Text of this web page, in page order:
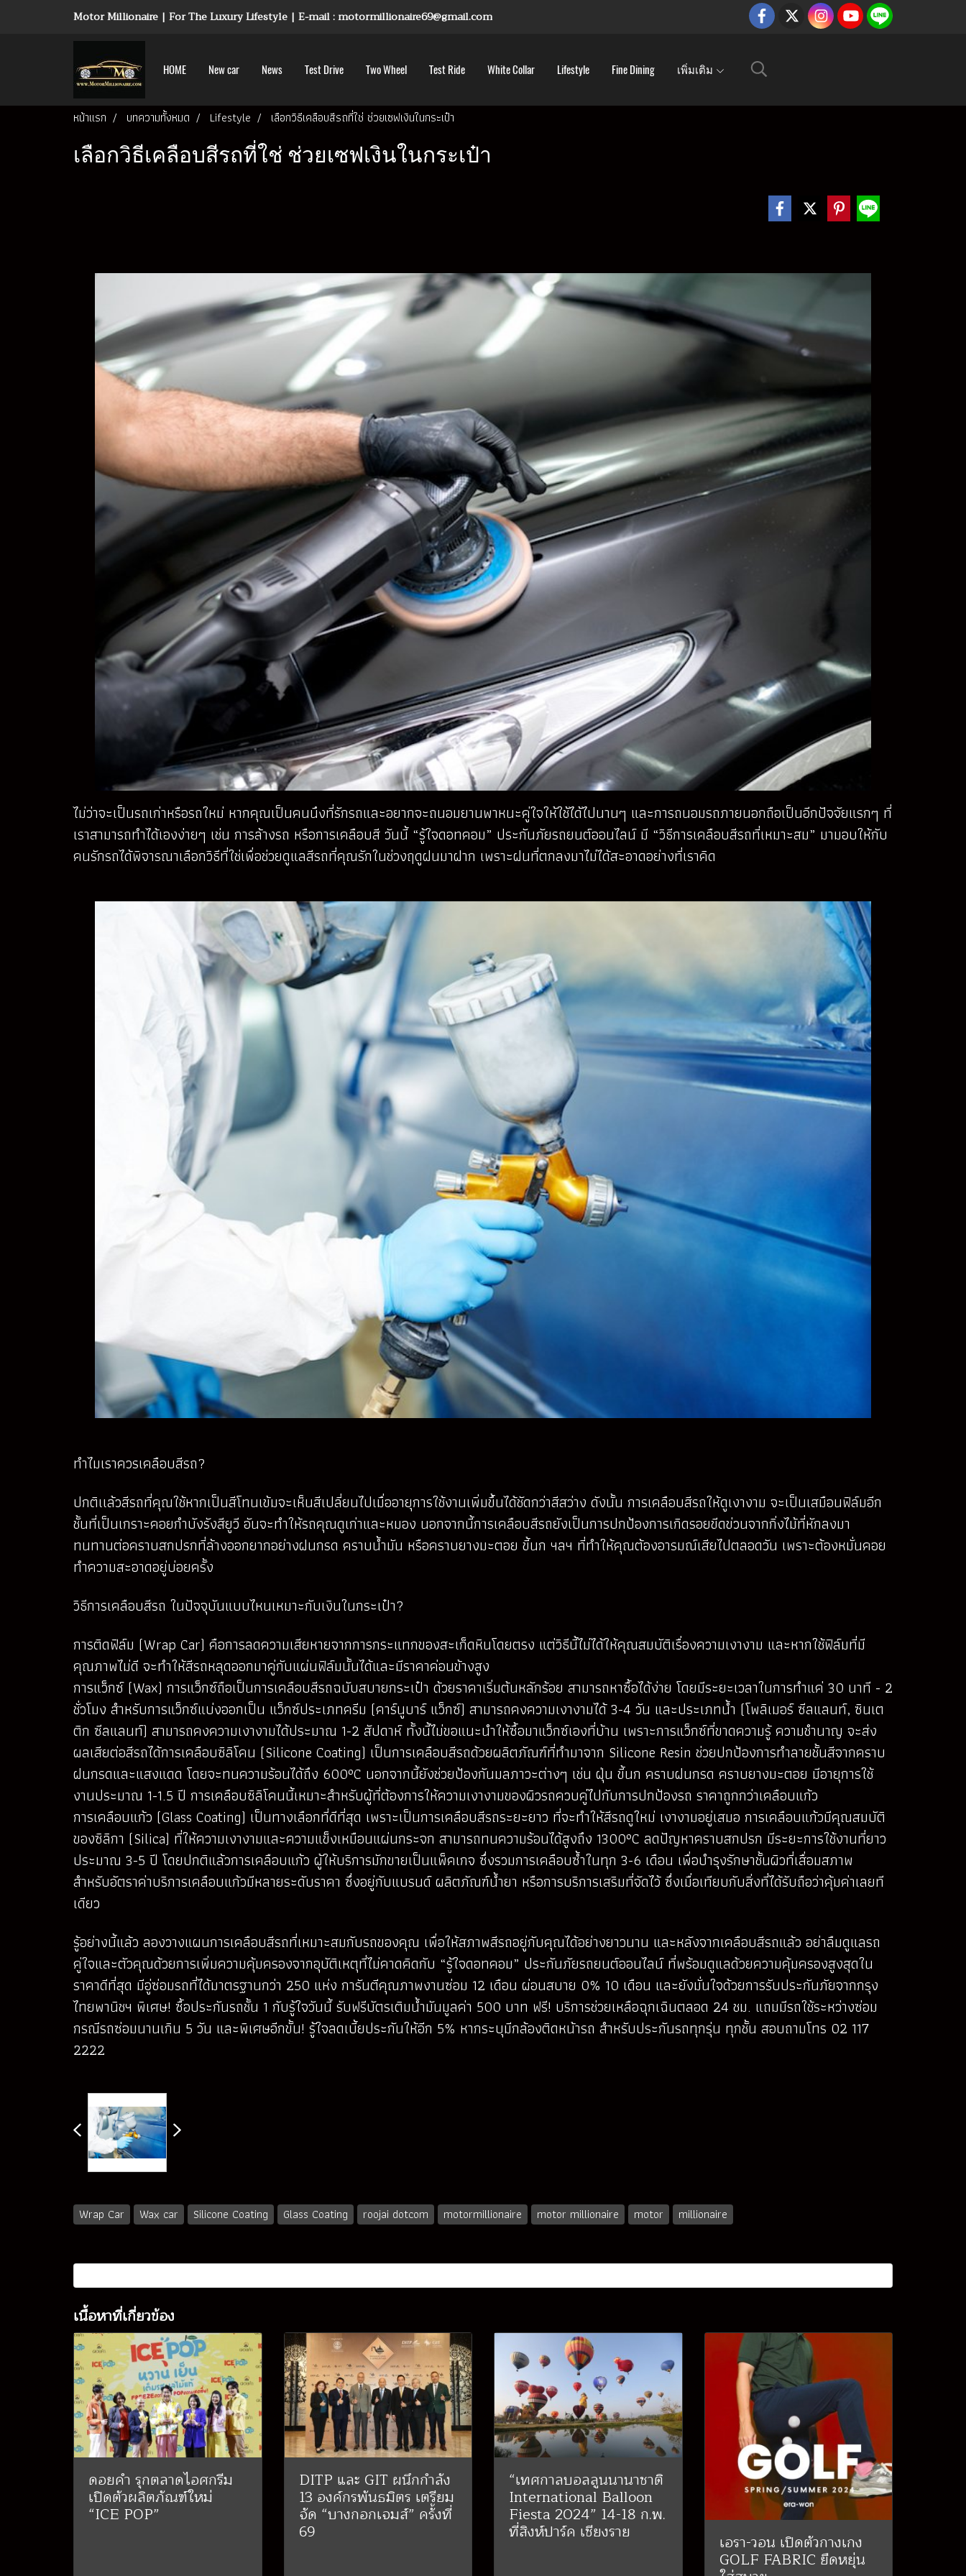
Motor Millionaire | For The Luxury Lifestyle | E-mail : motormillionaire69@gmail.com
HOME New car News Test Drive Two Wheel Test Ride White Collar Lifestyle Fine Dining เพิ่มเติม
หน้าแรก บทความทั้งหมด Lifestyle เลือกวิธีเคลือบสีรถที่ใช่ ช่วยเซฟเงินในกระเป๋า
เลือกวิธีเคลือบสีรถที่ใช่ ช่วยเซฟเงินในกระเป๋า
ไม่ว่าจะเป็นรถเก่าหรือรถใหม่ หากคุณเป็นคนนึงที่รักรถและอยากจะถนอมยานพาหนะคู่ใจให้ใช้ได้ไปนานๆ และการถนอมรถภายนอกถือเป็นอีกปัจจัยแรกๆ ที่
เราสามารถทำได้เองง่ายๆ เช่น การล้างรถ หรือการเคลือบสี วันนี้ “รู้ใจดอทคอม” ประกันภัยรถยนต์ออนไลน์ มี “วิธีการเคลือบสีรถที่เหมาะสม” มามอบให้กับ
คนรักรถได้พิจารณาเลือกวิธีที่ใช่เพื่อช่วยดูแลสีรถที่คุณรักในช่วงฤดูฝนมาฝาก เพราะฝนที่ตกลงมาไม่ได้สะอาดอย่างที่เราคิด
ทำไมเราควรเคลือบสีรถ?
ปกติเเล้วสีรถที่คุณใช้หากเป็นสีโทนเข้มจะเห็นสีเปลี่ยนไปเมื่ออายุการใช้งานเพิ่มขึ้นได้ชัดกว่าสีสว่าง ดังนั้น การเคลือบสีรถให้ดูเงางาม จะเป็นเสมือนฟิล์มอีก
ชั้นที่เป็นเกราะคอยกำบังรังสียูวี อันจะทำให้รถคุณดูเก่าและหมอง นอกจากนี้การเคลือบสีรถยังเป็นการปกป้องการเกิดรอยขีดข่วนจากกิ่งไม้ที่หักลงมา
ทนทานต่อคราบสกปรกที่ล้างออกยากอย่างฝนกรด คราบน้ำมัน หรือคราบยางมะตอย ขี้นก ฯลฯ ที่ทำให้คุณต้องอารมณ์เสียไปตลอดวัน เพราะต้องหมั่นคอย
ทำความสะอาดอยู่บ่อยครั้ง
วิธีการเคลือบสีรถ ในปัจจุบันแบบไหนเหมาะกับเงินในกระเป๋า?
การติดฟิล์ม (Wrap Car) คือการลดความเสียหายจากการกระแทกของสะเก็ดหินโดยตรง แต่วิธีนี้ไม่ได้ให้คุณสมบัติเรื่องความเงางาม และหากใช้ฟิล์มที่มี
คุณภาพไม่ดี จะทำให้สีรถหลุดออกมาคู่กับแผ่นฟิล์มนั้นได้และมีราคาค่อนข้างสูง
การแว็กซ์ (Wax) การแว็กซ์ถือเป็นการเคลือบสีรถฉบับสบายกระเป๋า ด้วยราคาเริ่มต้นหลักร้อย สามารถหาซื้อได้ง่าย โดยมีระยะเวลาในการทำแค่ 30 นาที - 2
ชั่วโมง สำหรับการแว็กซ์แบ่งออกเป็น แว็กซ์ประเภทครีม (คาร์นูบาร์ แว็กซ์) สามารถคงความเงางามได้ 3-4 วัน และประเภทน้ำ (โพลิเมอร์ ซีลแลนท์, ซินเต
ติก ซีลแลนท์) สามารถคงความเงางามได้ประมาณ 1-2 สัปดาห์ ทั้งนี้ไม่ขอแนะนำให้ซื้อมาแว็กซ์เองที่บ้าน เพราะการแว็กซ์ที่ขาดความรู้ ความชำนาญ จะส่ง
ผลเสียต่อสีรถได้การเคลือบซิลิโคน (Silicone Coating) เป็นการเคลือบสีรถด้วยผลิตภัณฑ์ที่ทำมาจาก Silicone Resin ช่วยปกป้องการทำลายชั้นสีจากคราบ
ฝนกรดและแสงแดด โดยจะทนความร้อนได้ถึง 600°C นอกจากนี้ยังช่วยป้องกันมลภาวะต่างๆ เช่น ฝุ่น ขี้นก คราบฝนกรด คราบยางมะตอย มีอายุการใช้
งานประมาณ 1-1.5 ปี การเคลือบซิลิโคนนี้เหมาะสำหรับผู้ที่ต้องการให้ความเงางามของผิวรถควบคู่ไปกับการปกป้องรถ ราคาถูกกว่าเคลือบแก้ว
การเคลือบแก้ว (Glass Coating) เป็นทางเลือกที่ดีที่สุด เพราะเป็นการเคลือบสีรถระยะยาว ที่จะทำให้สีรถดูใหม่ เงางามอยู่เสมอ การเคลือบแก้วมีคุณสมบัติ
ของซิลิกา (Silica) ที่ให้ความเงางามและความแข็งเหมือนแผ่นกระจก สามารถทนความร้อนได้สูงถึง 1300°C ลดปัญหาคราบสกปรก มีระยะการใช้งานที่ยาว
ประมาณ 3-5 ปี โดยปกติแล้วการเคลือบแก้ว ผู้ให้บริการมักขายเป็นแพ็คเกจ ซึ่งรวมการเคลือบซ้ำในทุก 3-6 เดือน เพื่อบำรุงรักษาชั้นผิวที่เสื่อมสภาพ
สำหรับอัตราค่าบริการเคลือบแก้วมีหลายระดับราคา ซึ่งอยู่กับแบรนด์ ผลิตภัณฑ์น้ำยา หรือการบริการเสริมที่จัดไว้ ซึ่งเมื่อเทียบกับสิ่งที่ได้รับถือว่าคุ้มค่าเลยที
เดียว
รู้อย่างนี้แล้ว ลองวางแผนการเคลือบสีรถที่เหมาะสมกับรถของคุณ เพื่อให้สภาพสีรถอยู่กับคุณได้อย่างยาวนาน และหลังจากเคลือบสีรถแล้ว อย่าลืมดูแลรถ
คู่ใจและตัวคุณด้วยการเพิ่มความคุ้มครองจากอุบัติเหตุที่ไม่คาดคิดกับ “รู้ใจดอทคอม” ประกันภัยรถยนต์ออนไลน์ ที่พร้อมดูแลด้วยความคุ้มครองสูงสุดใน
ราคาดีที่สุด มีอู่ซ่อมรถที่ได้มาตรฐานกว่า 250 แห่ง การันตีคุณภาพงานซ่อม 12 เดือน ผ่อนสบาย 0% 10 เดือน และยังมั่นใจด้วยการรับประกันภัยจากกรุง
ไทยพานิชฯ พิเศษ! ซื้อประกันรถชั้น 1 กับรู้ใจวันนี้ รับฟรีบัตรเติมน้ำมันมูลค่า 500 บาท ฟรี! บริการช่วยเหลือฉุกเฉินตลอด 24 ชม. แถมมีรถใช้ระหว่างซ่อม
กรณีรถซ่อมนานเกิน 5 วัน และพิเศษอีกขั้น! รู้ใจลดเบี้ยประกันให้อีก 5% หากระบุมีกล้องติดหน้ารถ สำหรับประกันรถทุกรุ่น ทุกชั้น สอบถามโทร 02 117
2222
Wrap Car Wax car Silicone Coating Glass Coating roojai dotcom motormillionaire motor millionaire motor millionaire
เนื้อหาที่เกี่ยวข้อง
ดอยคำ รุกตลาดไอศกรีม
เปิดตัวผลิตภัณฑ์ใหม่
“ICE POP”
DITP และ GIT ผนึกกำลัง
13 องค์กรพันธมิตร เตรียม
จัด “บางกอกเจมส์” ครั้งที่
69
“เทศกาลบอลลูนนานาชาติ
International Balloon
Fiesta 2024” 14-18 ก.พ.
ที่สิงห์ปาร์ค เชียงราย เอรา-วอน เปิดตัวกางเกง
GOLF FABRIC ยืดหยุ่น